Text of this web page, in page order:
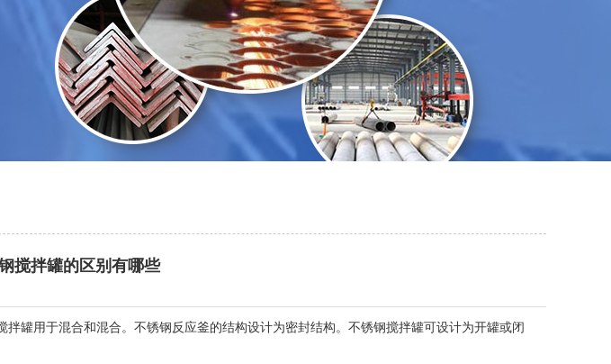
搅拌罐的区别有哪些
用于混合和混合。不锈钢反应釜的结构设计为密封结构。不锈钢搅拌罐可设计为开罐或闭